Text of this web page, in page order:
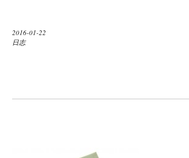
2016-01-22
日志